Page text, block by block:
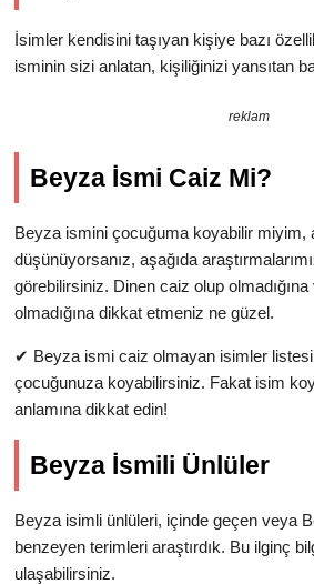
İsimler kendisini taşıyan kişiye bazı
isminin sizi anlatan, kişiliğinizi yansıtan
reklam
Beyza İsmi Caiz Mi?
Beyza ismini çocuğuma koyabilir miyim,
düşünüyorsanız, aşağıda
görebilirsiniz. Dinen caiz olup
olmadığına dikkat etmeniz ne güzel.
✔ Beyza ismi caiz olmayan isimler
çocuğunuza koyabilirsiniz. Fakat isim
anlamına dikkat edin!
Beyza İsmili Ünlüler
Beyza isimli ünlüleri, içinde geçen veya
benzeyen terimleri araştırdık. Bu ilginç
ulaşabilirsiniz.